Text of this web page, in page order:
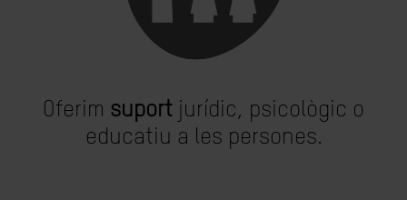
Oferim suport jurídic, psicològic o
educatiu a les persones.